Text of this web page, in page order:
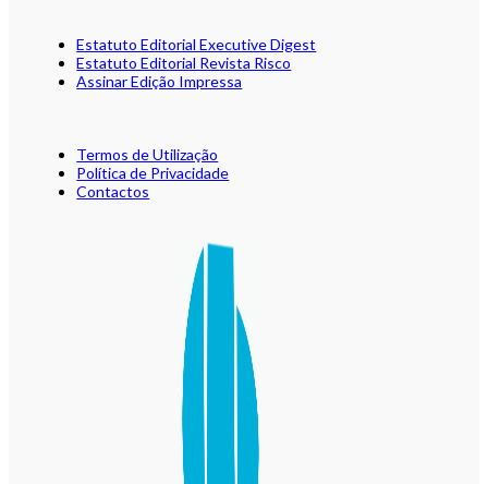
Estatuto Editorial Executive Digest
Estatuto Editorial Revista Risco
Assinar Edição Impressa
Termos de Utilização
Política de Privacidade
Contactos